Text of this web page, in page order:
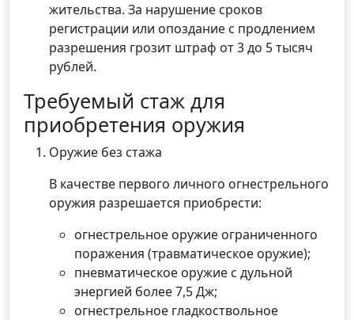
жительства. За нарушение сроков
регистрации или опоздание с продлением
разрешения грозит штраф от 3 до 5 тысяч
рублей.
Требуемый стаж для
приобретения оружия
Оружие без стажа
В качестве первого личного огнестрельного
оружия разрешается приобрести:
огнестрельное оружие ограниченного
поражения (травматическое оружие);
пневматическое оружие с дульной
энергией более 7,5 Дж;
огнестрельное гладкоствольное